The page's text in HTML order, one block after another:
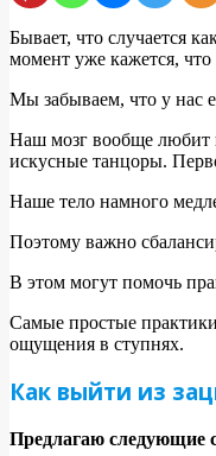
Бывает, что случается
момент уже кажется,
Мы забываем, что у нас
Наш мозг вообще любит
искусные танцоры.
Наше тело намного
Поэтому важно
В этом могут помочь
Самые простые
ощущения в ступнях.
Как выйти из
Предлагаю следующие